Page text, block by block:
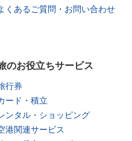
くあるご質問・お問い合わせ
のお役立ちサービス
行券
ード・積立
ンタル・ショッピング
港関連サービス